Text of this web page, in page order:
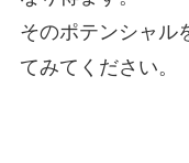
そのポテンシャル
てみてください。